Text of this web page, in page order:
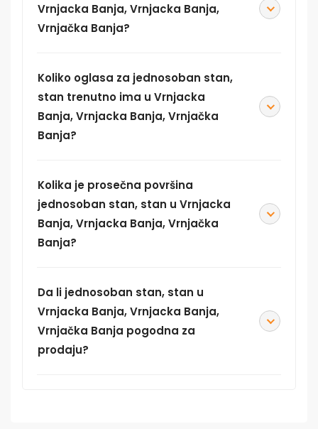
Vrnjacka Banja, Vrnjacka Banja,
Vrnjačka Banja?
Koliko oglasa za jednosoban stan,
stan trenutno ima u Vrnjacka
Banja, Vrnjacka Banja, Vrnjačka
Banja?
Kolika je prosečna površina
jednosoban stan, stan u Vrnjacka
Banja, Vrnjacka Banja, Vrnjačka
Banja?
Da li jednosoban stan, stan u
Vrnjacka Banja, Vrnjacka Banja,
Vrnjačka Banja pogodna za
prodaju?